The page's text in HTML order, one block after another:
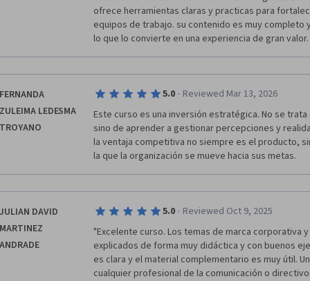
ofrece herramientas claras y practicas para
equipos de trabajo. su contenido es muy completo
lo que lo convierte en una experiencia de gran valor.
FERNANDA
ZULEIMA LEDESMA
TROYANO
5.0 · Reviewed Mar 13, 2026
Este curso es una inversión estratégica. No se
sino de aprender a gestionar percepciones y
la ventaja competitiva no siempre es el producto,
la que la organización se mueve hacia sus metas.
JULIAN DAVID
MARTINEZ
ANDRADE
5.0 · Reviewed Oct 9, 2025
"Excelente curso. Los temas de marca corporativa
explicados de forma muy didáctica y con buenos
es clara y el material complementario es muy útil.
cualquier profesional de la comunicación o